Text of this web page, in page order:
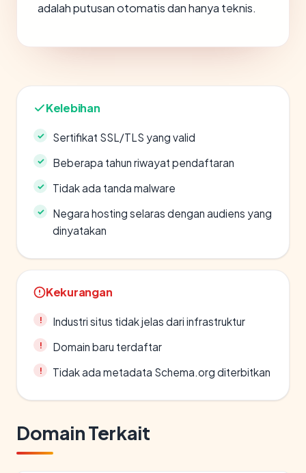
adalah putusan otomatis dan hanya teknis.
Kelebihan
Sertifikat SSL/TLS yang valid
Beberapa tahun riwayat pendaftaran
Tidak ada tanda malware
Negara hosting selaras dengan audiens yang
dinyatakan
Kekurangan
Industri situs tidak jelas dari infrastruktur
Domain baru terdaftar
Tidak ada metadata Schema.org diterbitkan
Domain Terkait